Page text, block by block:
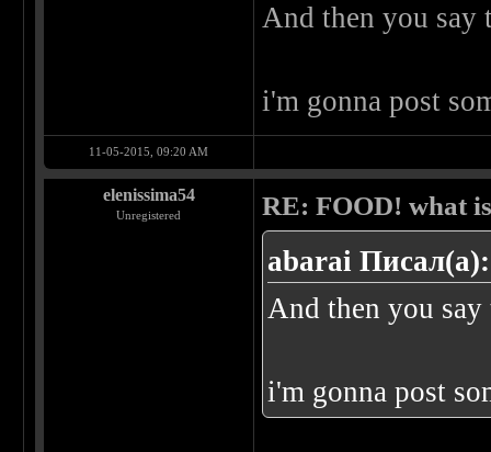
And then you say
i'm gonna post
11-05-2015, 09:20 AM
elenissima54
Unregistered RE: FOOD! what
abarai Писал(а):
And then you say
i'm gonna post